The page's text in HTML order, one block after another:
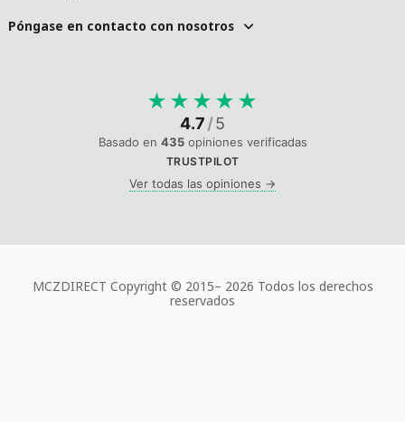
Póngase en contacto con nosotros
★ ★ ★ ★ ★
4.7/5
Basado en 435opiniones verificadas
TRUSTPILOT
Ver todas las opiniones →
MCZDIRECT Copyright © 2015– 2026 Todos los derechos
reservados